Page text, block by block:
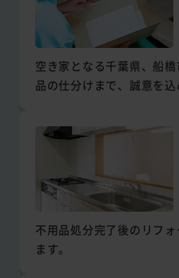
空き家となる千葉県、船
品の仕分けまで、誠意を込
不用品処分完了後のリフ
ます。